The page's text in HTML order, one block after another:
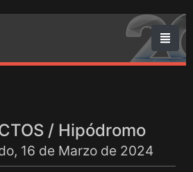
/ Hipódromo
16 de Marzo de 2024